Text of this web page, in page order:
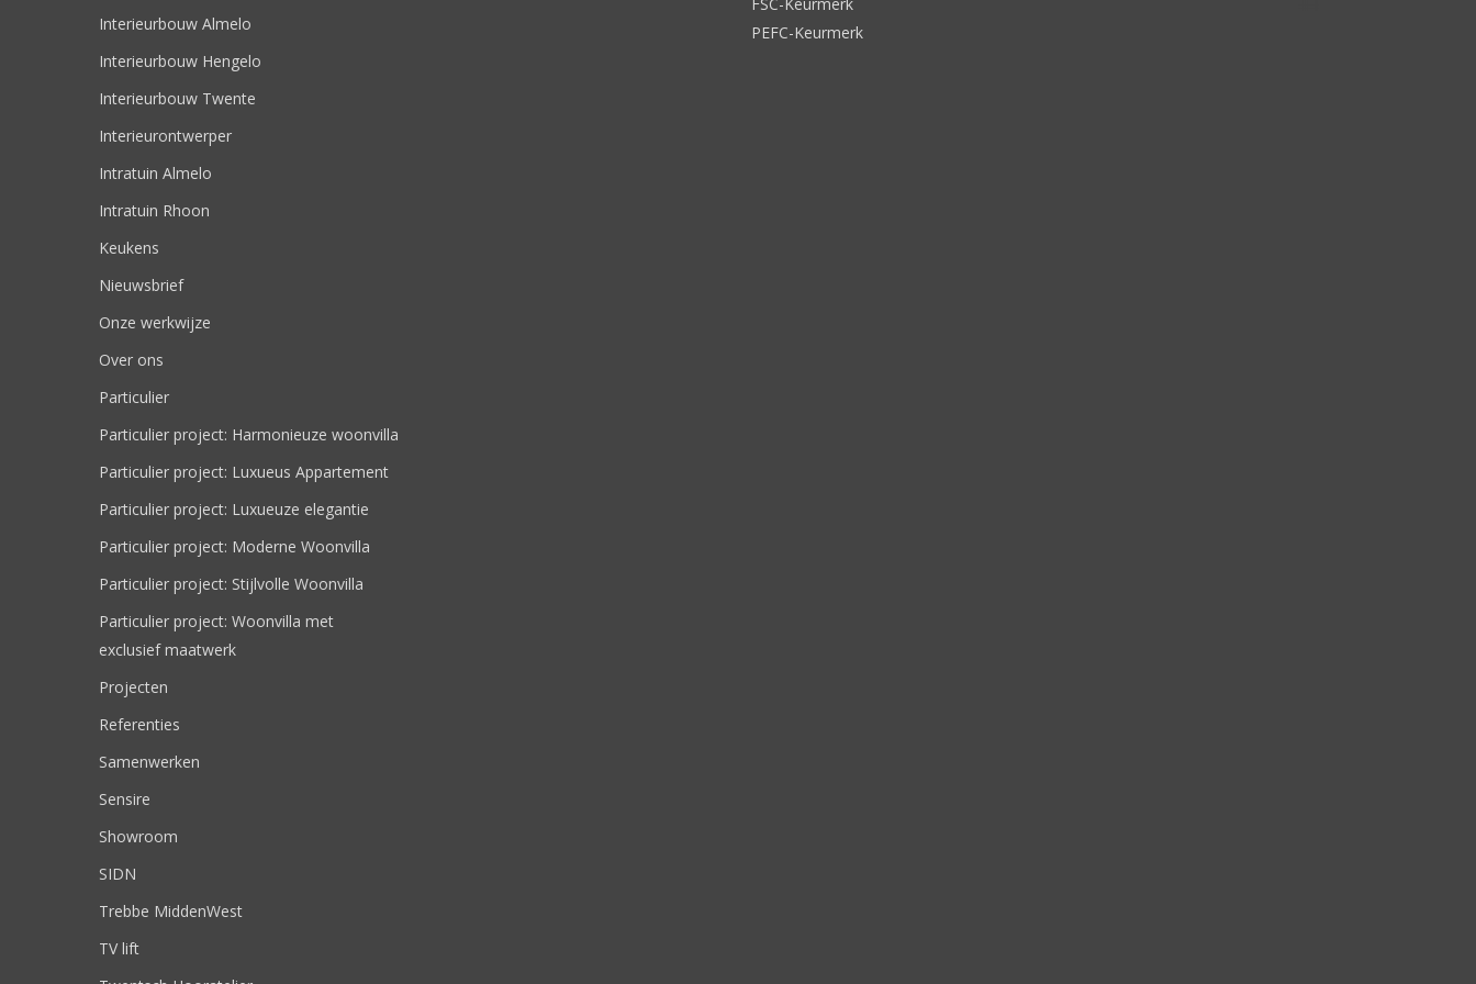
Interieurbouw Almelo
Interieurbouw Hengelo
Interieurbouw Twente
Interieurontwerper
Intratuin Almelo
Intratuin Rhoon
Keukens
Nieuwsbrief
Onze werkwijze
Over ons
Particulier
Particulier project: Harmonieuze woonvilla
Particulier project: Luxueus Appartement
Particulier project: Luxueuze elegantie
Particulier project: Moderne Woonvilla
Particulier project: Stijlvolle Woonvilla
Particulier project: Woonvilla met
exclusief maatwerk
Projecten
Referenties
Samenwerken
Sensire
Showroom
SIDN
Trebbe MiddenWest
TV lift
PEFC-Keurmerk